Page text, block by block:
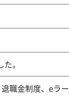
。
職金制度、eラー